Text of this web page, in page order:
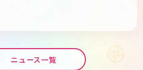
ニュース一覧